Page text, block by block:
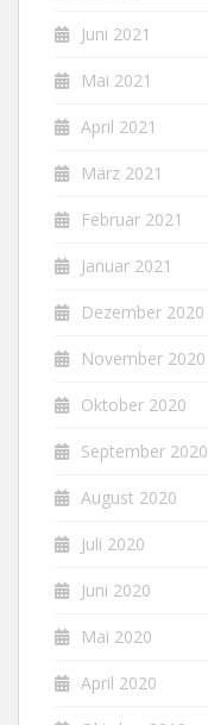
Juni 2021
Mai 2021
April 2021
März 2021
Februar 2021
Januar 2021
Dezember 2020
November 2020
Oktober 2020
September 2020
August 2020
Juli 2020
Juni 2020
Mai 2020
April 2020